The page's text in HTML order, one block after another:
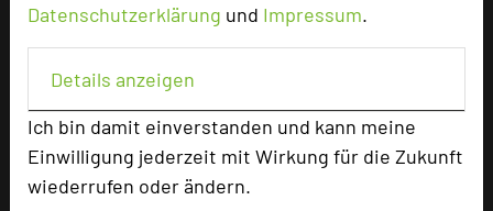
Datenschutzerklärung und Impressum.
Details anzeigen
Ich bin damit einverstanden und kann meine
Einwilligung jederzeit mit Wirkung für die Zukunft
wiederrufen oder ändern.
Max. Tagungskapazität (Personen)
U-Form
Parlamentarisch
70
Reihenbestuhlung